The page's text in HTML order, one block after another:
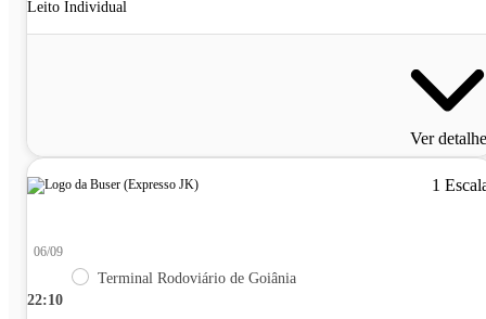
Leito Individual
Ver
1
22:10
06/09
Terminal Rodoviário de Goiânia